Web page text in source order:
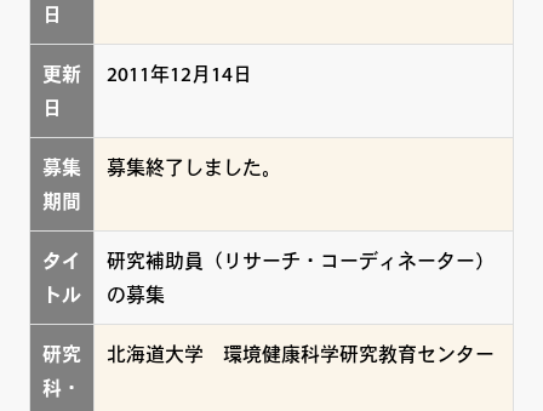
日
更新
日
2011年12月14日
募集
期間
募集終了しました。
タイ
トル
研究補助員（リサーチ・コーディネーター）
の募集
研究
科・
北海道大学 環境健康科学研究教育センター